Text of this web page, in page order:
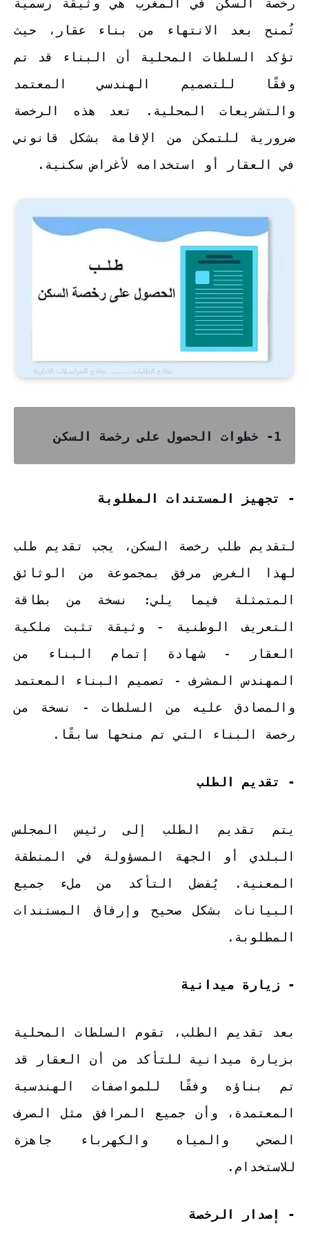
رخصة السكن في المغرب هي وثيقة رسمية
تُمنح بعد الانتهاء من بناء عقار، حيث
تؤكد السلطات المحلية أن البناء قد تم
وفقًا للتصميم الهندسي المعتمد
والتشريعات المحلية. تعد هذه الرخصة
ضرورية للتمكن من الإقامة بشكل قانوني
في العقار أو استخدامه لأغراض سكنية.
1- خطوات الحصول على رخصة السكن
- تجهيز المستندات المطلوبة
لتقديم طلب رخصة السكن، يجب تقديم طلب
لهذا الغرض مرفق بمجموعة من الوثائق
المتمثلة فيما يلي: نسخة من بطاقة
التعريف الوطنية - وثيقة تثبت ملكية
العقار - شهادة إتمام البناء من
المهندس المشرف - تصميم البناء المعتمد
والمصادق عليه من السلطات - نسخة من
رخصة البناء التي تم منحها سابقًا.
- تقديم الطلب
يتم تقديم الطلب إلى رئيس المجلس
البلدي أو الجهة المسؤولة في المنطقة
المعنية. يُفضل التأكد من ملء جميع
البيانات بشكل صحيح وإرفاق المستندات
المطلوبة.
- زيارة ميدانية
بعد تقديم الطلب، تقوم السلطات المحلية
بزيارة ميدانية للتأكد من أن العقار قد
تم بناؤه وفقًا للمواصفات الهندسية
المعتمدة، وأن جميع المرافق مثل الصرف
الصحي والمياه والكهرباء جاهزة
للاستخدام.
- إصدار الرخصة